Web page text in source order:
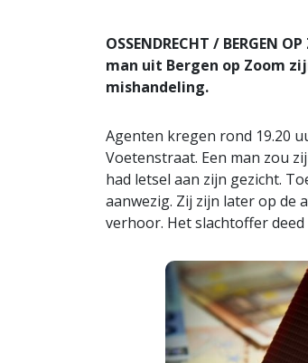
OSSENDRECHT / BERGEN
man uit Bergen op Zoom
mishandeling.
Agenten kregen rond 19.20
Voetenstraat. Een man zou
had letsel aan zijn gezicht.
aanwezig. Zij zijn later op
verhoor. Het slachtoffer